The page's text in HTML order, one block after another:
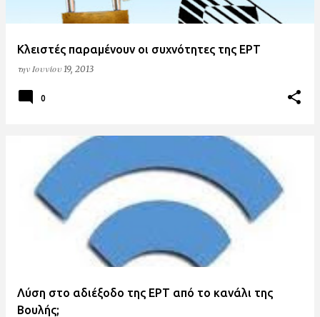
Κλειστές παραμένουν οι συχνότητες της ΕΡΤ
την Ιουνίου 19, 2013
0
Λύση στο αδιέξοδο της ΕΡΤ από το κανάλι της
Βουλής;